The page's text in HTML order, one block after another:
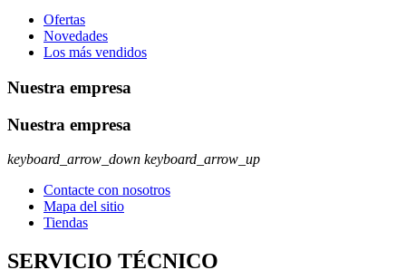
Ofertas
Novedades
Los más vendidos
Nuestra empresa
Nuestra empresa
keyboard_arrow_down keyboard_arrow_up
Contacte con nosotros
Mapa del sitio
Tiendas
SERVICIO TÉCNICO